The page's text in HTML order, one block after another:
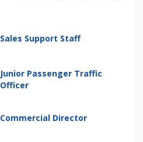
Sales Support Staff
Junior Passenger Traffic
Officer
Commercial Director